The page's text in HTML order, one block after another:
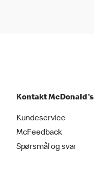
Kontakt McDonald's
Kundeservice
McFeedback
Spørsmål og svar